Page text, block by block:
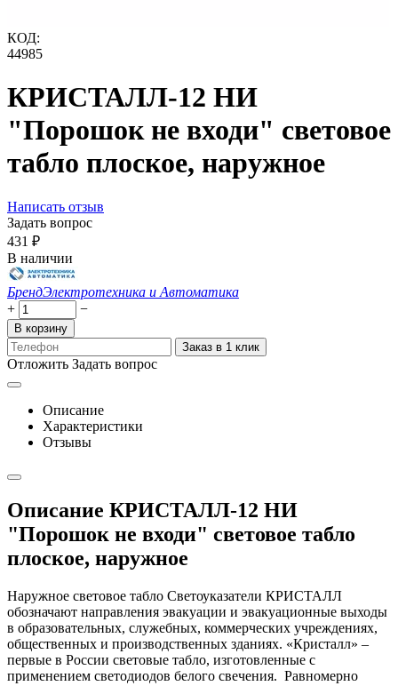
КОД:
44985
КРИСТАЛЛ-12 НИ
"Порошок не входи" световое
табло плоское, наружное
Написать отзыв
Задать вопрос
‍431‍ ₽
В наличии
БрендЭлектротехника и Автоматика
+
−
В корзину
Заказ в 1 клик
Отложить Задать вопрос
Описание
Характеристики
Отзывы
Описание КРИСТАЛЛ-12 НИ
"Порошок не входи" световое табло
плоское, наружное
Наружное световое табло Светоуказатели КРИСТАЛЛ
обозначают направления эвакуации и эвакуационные выходы
в образовательных, служебных, коммерческих учреждениях,
общественных и производственных зданиях. «Кристалл» –
первые в России световые табло, изготовленные с
применением светодиодов белого свечения. Равномерно